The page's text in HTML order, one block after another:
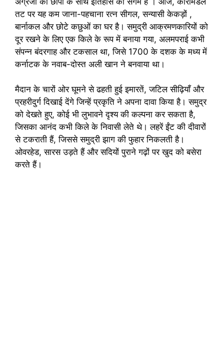
तट पर यह कम जाना-पहचाना रत्न सीगल, सन्यासी केकड़ों ,
बार्नाकल और छोटे कछुओं का घर है। समुद्री आक्रमणकारियों को
दूर रखने के लिए एक किले के रूप में बनाया गया, अलमपराई कभी
संपन्न बंदरगाह और टकसाल था, जिसे 1700 के दशक के मध्य में
कर्नाटक के नवाब-दोस्त अली खान ने बनवाया था।
मैदान के चारों ओर घूमने से ढहती हुई इमारतें, जटिल सीढ़ियाँ और
प्रहरीदुर्ग दिखाई देंगे जिन्हें प्रकृति ने अपना दावा किया है। समुद्र
को देखते हुए, कोई भी लुभावने दृश्य की कल्पना कर सकता है,
जिसका आनंद कभी किले के निवासी लेते थे। लहरें ईंट की दीवारों
से टकराती हैं, जिससे समुद्री झाग की फुहार निकलती है।
ओवरहेड, सारस उड़ते हैं और सदियों पुराने गढ़ों पर खुद को बसेरा
करते हैं।